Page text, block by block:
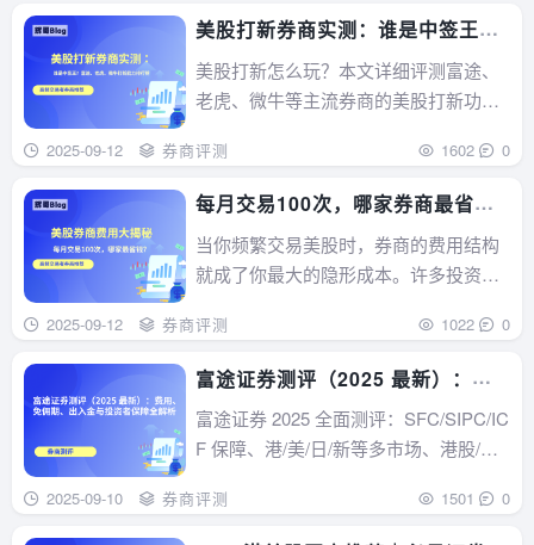
arles Schwab）为代表的“百年老店”；另
一类则是以富途证券（Futu）和老虎证
券（Ti...
美股打新券商实测：谁是中签王？
富途、老虎、微牛打新能力排行榜
美股打新怎么玩？本文详细评测富途、
老虎、微牛等主流券商的美股打新功
杆等核心指标，并给出最新排名，助你
选择最适合的美股打新券商。...
2025-09-12 券商评测 1602 0
每月交易100次，哪家券商最省
钱？
当你频繁交易美股时，券商的费用结构
就成了你最大的隐形成本。许多投资者
台费、期权合约费等隐藏费用。这些看
似微小的开支，在日积月累的高频交易
中，会侵蚀你大部分的收益。...
2025-09-12 券商评测 1022 0
富途证券测评（2025 最新）：费
用、免佣期、出入金与投资者保障
全解析
富途证券 2025 全面测评：SFC/SIPC/IC
F 保障、港/美/日/新等多市场、港股/美
缺点与同类对比，助你判断是否值得开
2025-09-10 券商评测 1501 0